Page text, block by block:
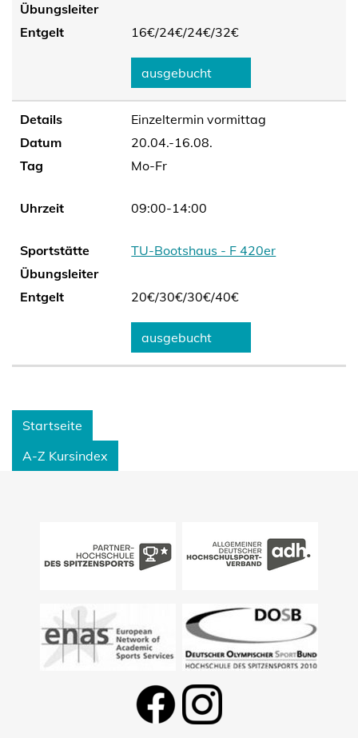
Übungsleiter
Entgelt
16€/24€/24€/32€
ausgebucht
Details
Einzeltermin vormittag
Datum
20.04.-16.08.
Tag
Mo-Fr
Uhrzeit 09:00-14:00
Sportstätte
TU-Bootshaus - F 420er
Übungsleiter
Entgelt
20€/30€/30€/40€
ausgebucht
Startseite
A-Z Kursindex